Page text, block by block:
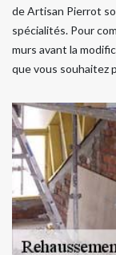
de Artisan Pierrot
spécialités. Pour
murs avant la
que vous souhaitez